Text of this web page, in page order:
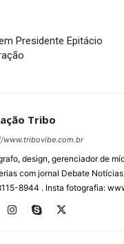
Presidente Epitácio
Tribo
www.tribovibe.com.br
design, gerenciador de
com jornal Debate
8944 . Insta fotografia: